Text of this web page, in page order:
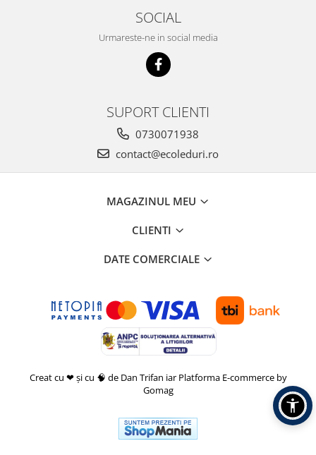
SOCIAL
Urmareste-ne in social media
SUPORT CLIENTI
0730071938
contact@ecoleduri.ro
MAGAZINUL MEU
CLIENTI
DATE COMERCIALE
Creat cu ❤ și cu 🧠 de Dan Trifan iar Platforma E-commerce by
Gomag